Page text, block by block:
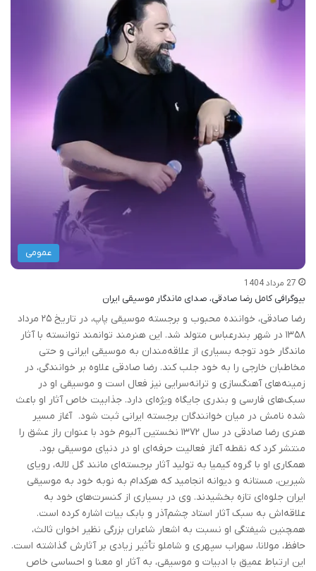
عمومی
27 مرداد 1404
بیوگرافی کامل رضا صادقی، صدای ماندگار موسیقی ایران
رضا صادقی، خواننده محبوب و برجسته موسیقی پاپ، در تاریخ ۲۵ مرداد
۱۳۵۸ در شهر بندرعباس متولد شد. این هنرمند توانمند توانسته با آثار
ماندگار خود توجه بسیاری از علاقه‌مندان به موسیقی ایرانی و حتی
مخاطبان خارجی را به خود جلب کند. رضا صادقی علاوه بر خوانندگی، در
زمینه‌های آهنگسازی و ترانه‌سرایی نیز فعال است و موسیقی او در
سبک‌های فارسی و بندری جایگاه ویژه‌ای دارد. جذابیت خاص آثار او باعث
شده نامش در میان خوانندگان برجسته ایرانی ثبت شود. آغاز مسیر
هنری رضا صادقی در سال ۱۳۷۲ نخستین آلبوم خود با عنوان راز عشق را
منتشر کرد که نقطه آغاز فعالیت حرفه‌ای او در دنیای موسیقی بود.
همکاری او با گروه کیمیا به تولید آثار برجسته‌ای مانند گل لاله، رویای
شیرین، مستانه و دیوانه انجامید که هرکدام به نوبه خود به موسیقی
ایران جلوه‌ای تازه بخشیدند. وی در بسیاری از کنسرت‌های خود به
علاقه‌اش به سبک آثار استاد چشم‌آذر و بابک بیات اشاره کرده است.
همچنین شیفتگی او نسبت به اشعار شاعران بزرگی نظیر اخوان ثالث،
حافظ، مولانا، سهراب سپهری و شاملو تأثیر زیادی بر آثارش گذاشته است.
این ارتباط عمیق با ادبیات و موسیقی، به آثار او معنا و احساسی خاص